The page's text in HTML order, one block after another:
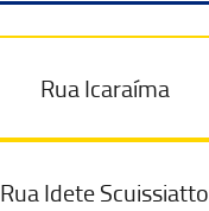
Rua Icaraíma
Rua Idete Scuissiatto